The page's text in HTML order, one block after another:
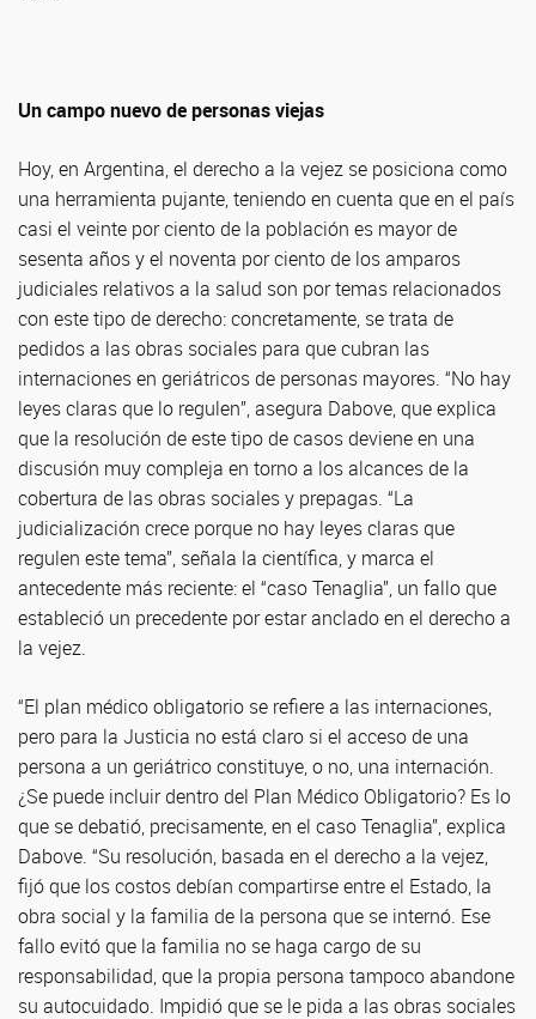
Un campo nuevo de personas viejas
Hoy, en Argentina, el derecho a la vejez se posiciona como
una herramienta pujante, teniendo en cuenta que en el país
casi el veinte por ciento de la población es mayor de
sesenta años y el noventa por ciento de los amparos
judiciales relativos a la salud son por temas relacionados
con este tipo de derecho: concretamente, se trata de
pedidos a las obras sociales para que cubran las
internaciones en geriátricos de personas mayores. “No hay
leyes claras que lo regulen”, asegura Dabove, que explica
que la resolución de este tipo de casos deviene en una
discusión muy compleja en torno a los alcances de la
cobertura de las obras sociales y prepagas. “La
judicialización crece porque no hay leyes claras que
regulen este tema”, señala la científica, y marca el
antecedente más reciente: el “caso Tenaglia”, un fallo que
estableció un precedente por estar anclado en el derecho a
la vejez.
“El plan médico obligatorio se refiere a las internaciones,
pero para la Justicia no está claro si el acceso de una
persona a un geriátrico constituye, o no, una internación.
¿Se puede incluir dentro del Plan Médico Obligatorio? Es lo
que se debatió, precisamente, en el caso Tenaglia”, explica
Dabove. “Su resolución, basada en el derecho a la vejez,
fijó que los costos debían compartirse entre el Estado, la
obra social y la familia de la persona que se internó. Ese
fallo evitó que la familia no se haga cargo de su
responsabilidad, que la propia persona tampoco abandone
su autocuidado. Impidió que se le pida a las obras sociales